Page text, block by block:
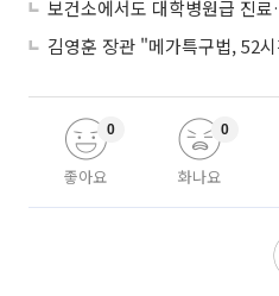
김영훈 장관 "메가특구법, 52
좋아요
0
화나요
0